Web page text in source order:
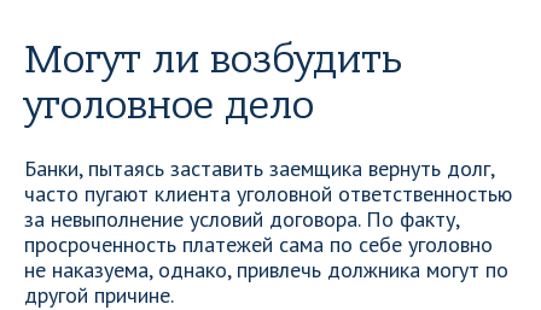
Могут ли возбудить
уголовное дело
Банки, пытаясь заставить заемщика вернуть долг,
часто пугают клиента уголовной ответственностью
за невыполнение условий договора. По факту,
просроченность платежей сама по себе уголовно
не наказуема, однако, привлечь должника могут по
другой причине.